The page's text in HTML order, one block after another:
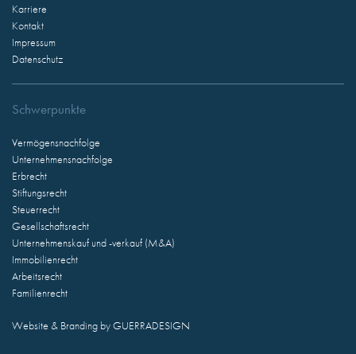
Karriere
Kontakt
Impressum
Datenschutz
Schwerpunkte
Vermögensnachfolge
Unternehmensnachfolge
Erbrecht
Stiftungsrecht
Steuerrecht
Gesellschaftsrecht
Unternehmenskauf und -verkauf (M&A)
Immobilienrecht
Arbeitsrecht
Familienrecht
Website & Branding byGUERRADESIGN